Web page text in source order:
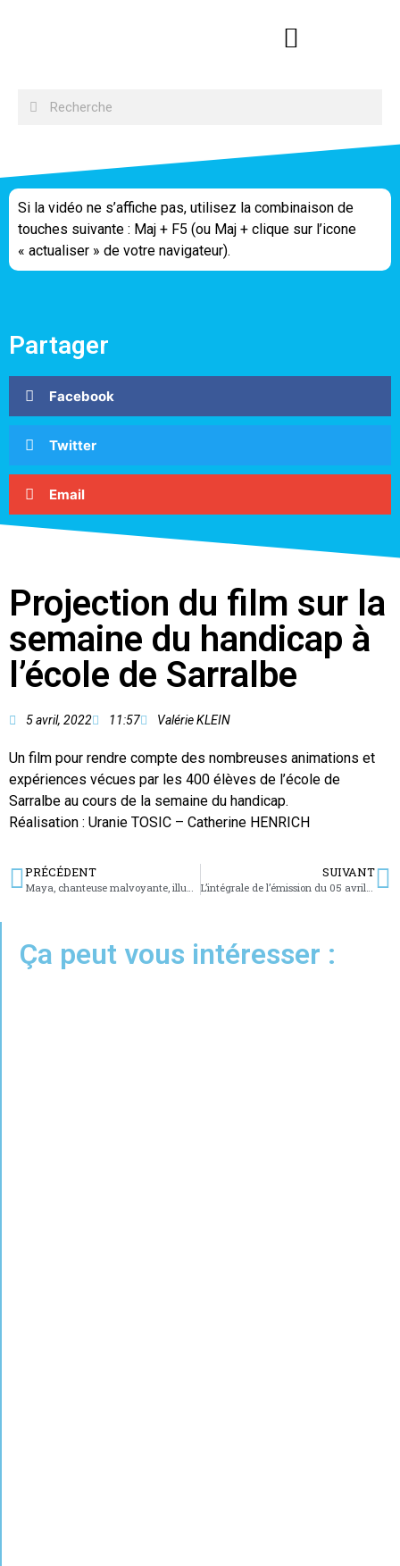
Si la vidéo ne s’affiche pas, utilisez la combinaison de
touches suivante : Maj + F5 (ou Maj + clique sur l’icone
« actualiser » de votre navigateur).
Partager
Facebook
Twitter
Email
Projection du film sur la
semaine du handicap à
l’école de Sarralbe
5 avril, 2022 11:57 Valérie KLEIN
Un film pour rendre compte des nombreuses animations et
expériences vécues par les 400 élèves de l’école de
Sarralbe au cours de la semaine du handicap.
Réalisation : Uranie TOSIC – Catherine HENRICH
PRÉCÉDENT
Maya, chanteuse malvoyante, illumine la scène de Sarralbe
SUIVANT
L’intégrale de l’émission du 05 avril 2022
Ça peut vous intéresser :